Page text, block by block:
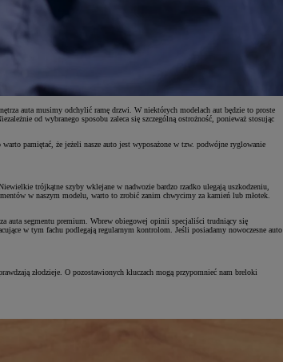
auta musimy odchylić ramę drzwi. W niektórych modelach aut będzie to proste
od wybranego sposobu zaleca się szczególną ostrożność, ponieważ stosując
pamiętać, że jeżeli nasze auto jest wyposażone w tzw. podwójne ryglowanie
trójkątne szyby wklejane w nadwozie bardzo rzadko ulegają uszkodzeniu,
w naszym modelu, warto to zrobić zanim chwycimy za kamień lub młotek.
auta segmentu premium. Wbrew obiegowej opinii specjaliści trudniący się
w tym fachu podlegają regularnym kontrolom. Jeśli posiadamy nowoczesne auto
złodzieje. O pozostawionych kluczach mogą przypomnieć nam breloki